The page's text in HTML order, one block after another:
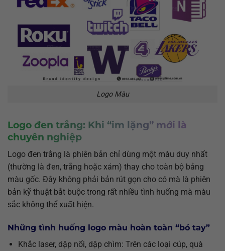
Logo Màu
Logo đen trắng: Khi “im lặng” mới là
chuyên nghiệp
Logo đen trắng là phiên bản chỉ dùng một màu duy nhất
(thường là đen, trắng hoặc xám) thay cho toàn bộ bảng
màu gốc. Đây không phải bản rút gọn cho có mà là phiên
bản kỹ thuật bắt buộc trong rất nhiều tình huống mà màu
sắc không thể xuất hiện.
Những tình huống logo màu hoàn toàn “bó tay”
Khắc laser, dập nổi, dập chìm: Trên các loại cúp, quà